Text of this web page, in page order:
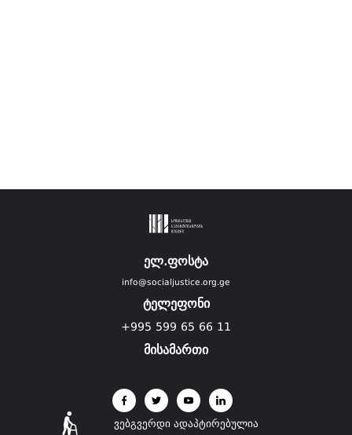
ელ.ფოსტა
info@socialjustice.org.ge
ტელეფონი
+995 599 65 66 11
მისამართი
ვებგვერდი ადაპტირებულია